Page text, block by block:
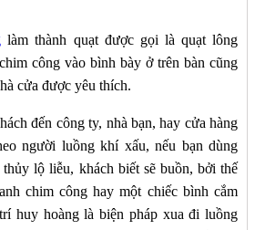
làm thành quạt được gọi là quạt lông
công vào bình bày ở trên bàn cũng
cửa được yêu thích.
đến công ty, nhà bạn, hay cửa hàng
người luồng khí xấu, nếu bạn dùng
thủy lộ liễu, khách biết sẽ buồn, bởi thế
chim công hay một chiếc bình cắm
huy hoàng là biện pháp xua đi luồng